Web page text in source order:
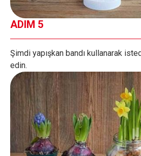
ADIM 5
Şimdi yapışkan bandı kullanarak
edin.